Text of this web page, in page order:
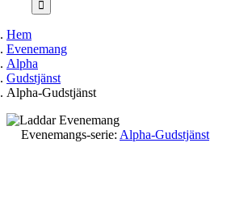
Hem
Evenemang
Alpha
Gudstjänst
Alpha-Gudstjänst
Evenemangs-serie: Alpha-Gudstjänst